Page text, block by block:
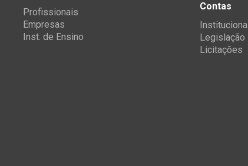
Profissionais
Empresas
Inst. de Ensino
Contas
Institucional
Legislação
Licitações